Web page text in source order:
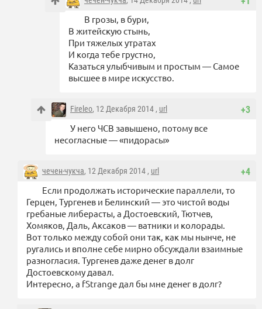
В грозы, в бури,
В житейскую стынь,
При тяжелых утратах
И когда тебе грустно,
Казаться улыбчивым и простым — Самое
высшее в мире искусство.
+3
Fireleo, 12 Декабря 2014 , url
У него ЧСВ завышено, потому все
несогласные — «пидорасы»
+4
чечен-чукча, 12 Декабря 2014 , url
Если продолжать исторические параллели, то
Герцен, Тургенев и Белинский — это чистой воды
гребаные либерасты, а Достоевский, Тютчев,
Хомяков, Даль, Аксаков — ватники и колорады.
Вот только между собой они так, как мы нынче, не
ругались и вполне себе мирно обсуждали взаимные
разногласия. Тургенев даже денег в долг
Достоевскому давал.
Интересно, а fStrange дал бы мне денег в долг?